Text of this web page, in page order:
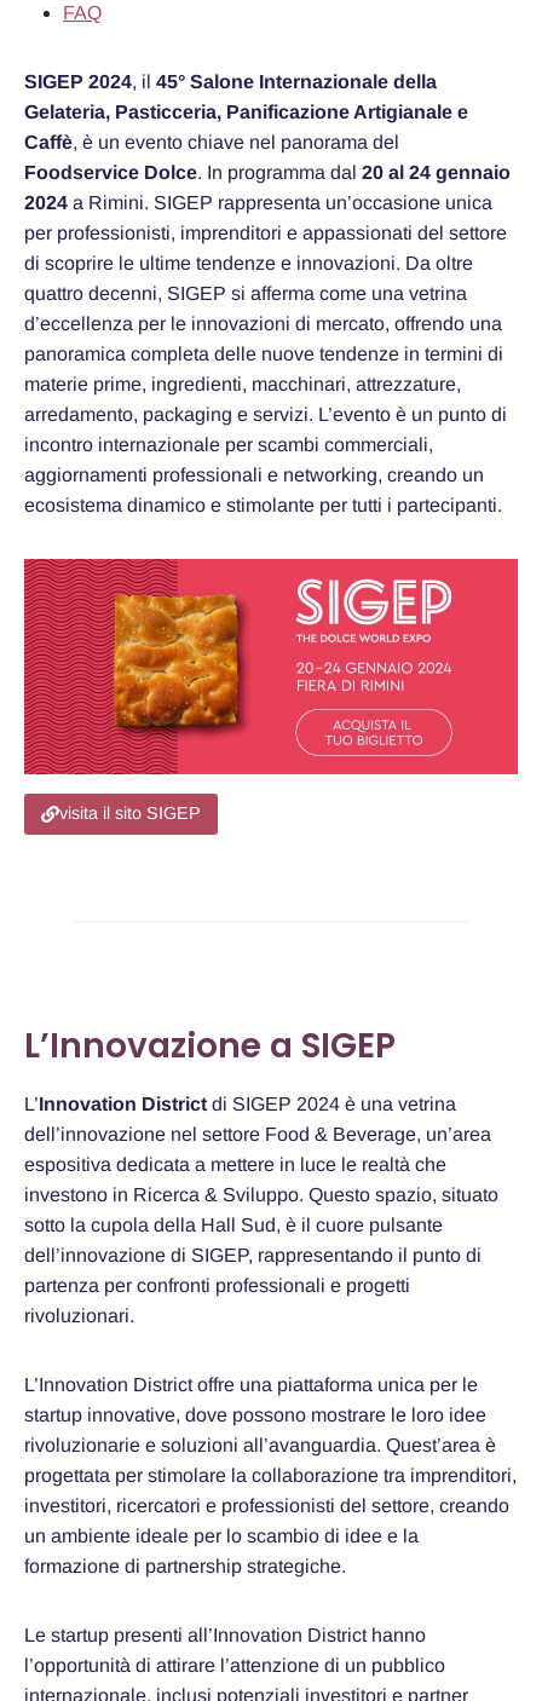
FAQ
SIGEP 2024, il 45° Salone Internazionale della
Gelateria, Pasticceria, Panificazione Artigianale e
Caffè, è un evento chiave nel panorama del
Foodservice Dolce. In programma dal 20 al 24 gennaio
2024 a Rimini. SIGEP rappresenta un’occasione unica
per professionisti, imprenditori e appassionati del settore
di scoprire le ultime tendenze e innovazioni. Da oltre
quattro decenni, SIGEP si afferma come una vetrina
d’eccellenza per le innovazioni di mercato, offrendo una
panoramica completa delle nuove tendenze in termini di
materie prime, ingredienti, macchinari, attrezzature,
arredamento, packaging e servizi. L’evento è un punto di
incontro internazionale per scambi commerciali,
aggiornamenti professionali e networking, creando un
ecosistema dinamico e stimolante per tutti i partecipanti.
visita il sito SIGEP
L’Innovazione a SIGEP
L’Innovation District di SIGEP 2024 è una vetrina
dell’innovazione nel settore Food & Beverage, un’area
espositiva dedicata a mettere in luce le realtà che
investono in Ricerca & Sviluppo. Questo spazio, situato
sotto la cupola della Hall Sud, è il cuore pulsante
dell’innovazione di SIGEP, rappresentando il punto di
partenza per confronti professionali e progetti
rivoluzionari.
L’Innovation District offre una piattaforma unica per le
startup innovative, dove possono mostrare le loro idee
rivoluzionarie e soluzioni all’avanguardia. Quest’area è
progettata per stimolare la collaborazione tra imprenditori,
investitori, ricercatori e professionisti del settore, creando
un ambiente ideale per lo scambio di idee e la
formazione di partnership strategiche.
Le startup presenti all’Innovation District hanno
l’opportunità di attirare l’attenzione di un pubblico
internazionale, inclusi potenziali investitori e partner